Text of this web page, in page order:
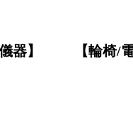
器】 【輪椅/